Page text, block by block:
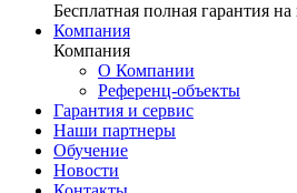
Бесплатная полная гарантия
Компания
Компания
О Компании
Референц-объекты
Гарантия и сервис
Наши партнеры
Обучение
Новости